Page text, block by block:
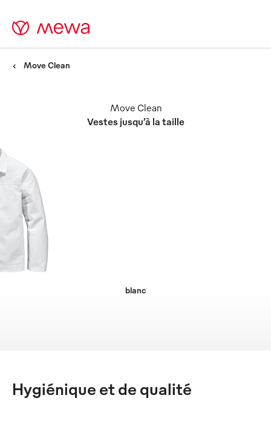
Move Clean
Vestes jusqu’à la taille
Move Clean
blanc
Hygiénique et de qualité